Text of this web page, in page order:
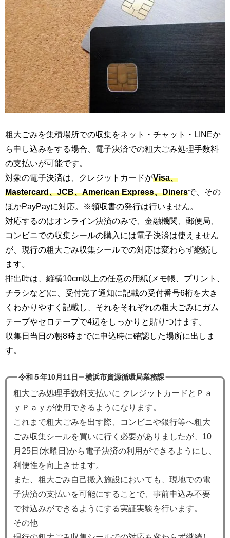
粗大ごみを集積場所での収集をネット・チャット・LINEか
ら申し込みをする場合、電子決済での粗大ごみ処理手数料
の支払いが可能です。
対象の電子決済は、クレジットカードがVisa、
Mastercard、JCB、American Express、Dinersで、その
ほかPayPayに対応。※領収書の発行は行いません。
対応するのはオンライン決済のみで、金融機関、郵便局、
コンビニでの収集シールの購入には電子決済は使えません
が、現行の粗大ごみ収集シールでの対応は変わらず継続し
ます。
排出時は、縦横10cm以上の任意の用紙(メモ帳、プリント、
チラシなど)に、受付完了通知に記載の受付番号6桁を大き
くわかりやすく記載し、それをそれぞれの粗大ごみにガム
テープやセロテープで4辺をしっかりと貼りつけます。
収集日当日の朝8時までに申込時に確認した場所に出しま
す。
令和５年10月11日 横浜市資源循環局業務課
粗大ごみ処理手数料支払いに クレジットカードとＰａ
ｙＰａｙが使用できるようになります。
これまで粗大ごみを出す際、コンビニや銀行等へ粗大
ごみ収集シールを買いに行く必要がありましたが、10
月25日(水曜日)から電子決済の利用ができるようにし、
利便性を向上させます。
また、粗大ごみ自己搬入施設においても、現地での電
子決済の支払いを可能にすることで、事前申込み不要
で持込みができるようにする実証実験を行います。
その他